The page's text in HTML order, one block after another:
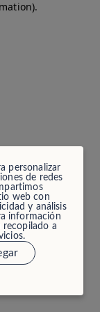
personalizar
de redes
web con
y análisis
información
recopilado a
.